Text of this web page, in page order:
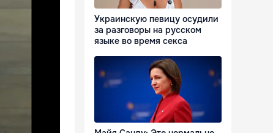
Украинскую певицу осудили
за разговоры на русском
языке во время секса